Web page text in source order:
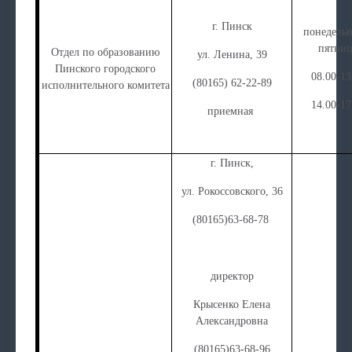
Отдел по образованию
Пинского городского
исполнительного комитета
г. Пинск
ул. Ленина, 39
(80165) 62-22-89
приемная
08.00-
14.00-
г. Пинск,
ул. Рокоссовского, 36
(80165)63-68-78
директор
Крысенко Елена
Александровна
(80165)63-68-96